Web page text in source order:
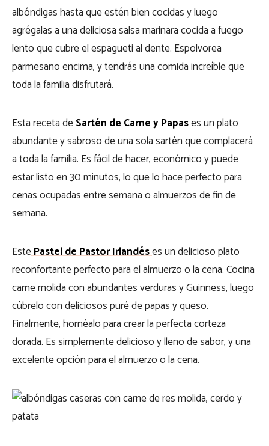
albóndigas hasta que estén bien cocidas y luego
agrégalas a una deliciosa salsa marinara cocida a fuego
lento que cubre el espagueti al dente. Espolvorea
parmesano encima, y tendrás una comida increíble que
toda la familia disfrutará.
Esta receta deSartén de Carne y Papases un plato
abundante y sabroso de una sola sartén que complacerá
a toda la familia. Es fácil de hacer, económico y puede
estar listo en 30 minutos, lo que lo hace perfecto para
cenas ocupadas entre semana o almuerzos de fin de
semana.
EstePastel de Pastor Irlandéses un delicioso plato
reconfortante perfecto para el almuerzo o la cena. Cocina
carne molida con abundantes verduras y Guinness, luego
cúbrelo con deliciosos puré de papas y queso.
Finalmente, hornéalo para crear la perfecta corteza
dorada. Es simplemente delicioso y lleno de sabor, y una
excelente opción para el almuerzo o la cena.